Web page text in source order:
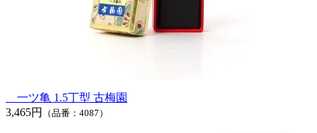
一ツ亀 1.5丁型 古梅園
3,465円
（品番：4087）